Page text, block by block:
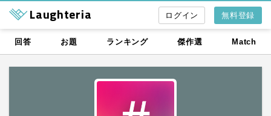
Laughteria 無料登録
回答 お題 ランキング 傑作選 Match